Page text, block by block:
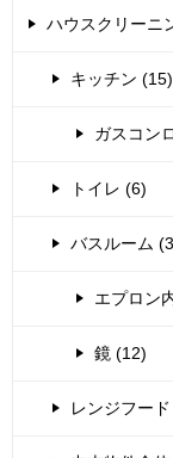
ハウスクリーニ
キッチン (15)
ガスコン
トイレ (6)
バスルーム
エプロン
鏡 (12)
レンジフー